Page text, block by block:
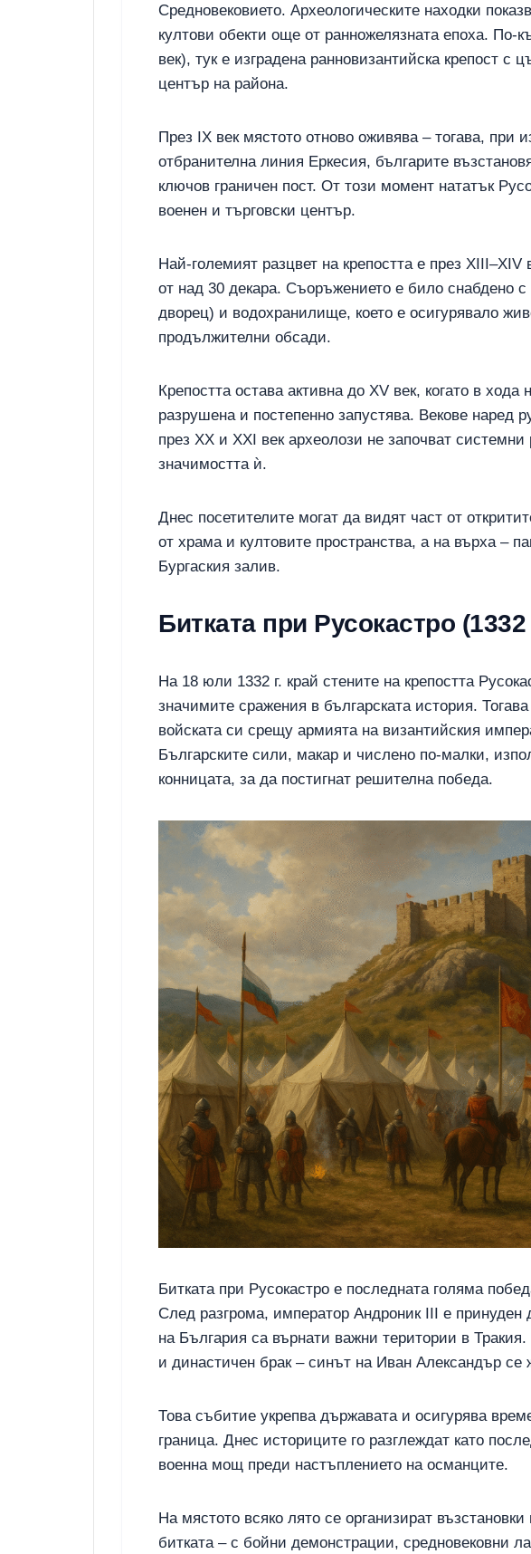
Средновековието. Археологическите находки
култови обекти още от ранножелязната епоха. По-
век), тук е изградена ранновизантийска крепост с
център на района.
През IX век мястото отново оживява – тогава, при
отбранителна линия Еркесия, българите
ключов граничен пост. От този момент нататък
военен и търговски център.
Най-големият разцвет на крепостта е през XIII–XIV
от над 30 декара. Съоръжението е било снабдено
дворец) и водохранилище, което е осигурявало
продължителни обсади.
Крепостта остава активна до XV век, когато в
разрушена и постепенно запустява. Векове наред
през XX и XXI век археолози не започват системни
значимостта ѝ.
Днес посетителите могат да видят част от
от храма и култовите пространства, а на върха –
Бургаския залив.
Битката при Русокастро (1332
На 18 юли 1332 г. край стените на крепостта
значимите сражения в българската история.
войската си срещу армията на византийския
Българските сили, макар и числено по-малки,
конницата, за да постигнат решителна победа.
Битката при Русокастро е последната голяма
След разгрома, император Андроник III е
на България са върнати важни територии в
и династичен брак – синът на Иван Александър
Това събитие укрепва държавата и осигурява
граница. Днес историците го разглеждат като
военна мощ преди настъплението на османците.
На мястото всяко лято се организират
битката – с бойни демонстрации, средновековни